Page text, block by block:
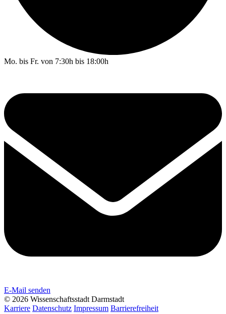
Mo. bis Fr. von 7:30h bis 18:00h
E-Mail senden
© 2026 Wissenschaftsstadt Darmstadt
Karriere Datenschutz Impressum Barrierefreiheit